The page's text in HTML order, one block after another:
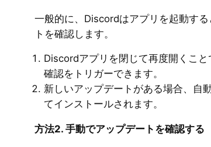
一般的に、Discordはアプリを起動す
トを確認します。
Discordアプリを閉じて再度開くこと
確認をトリガーできます。
新しいアップデートがある場合、自
てインストールされます。
方法2. 手動でアップデートを確認する